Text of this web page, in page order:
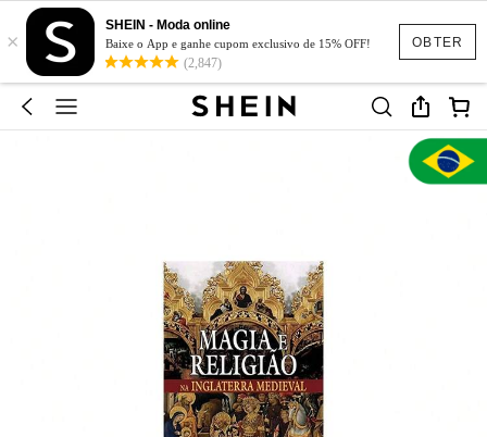
OBTER
×
SHEIN - Moda online
Baixe o App e ganhe cupom exclusivo de 15% OFF!
(2,847)